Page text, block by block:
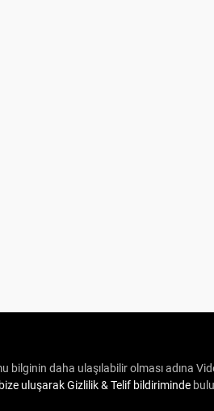
bilginin daha ulaşılabilir olması adına
bize uluşarakGizlilik & Telif bildiriminde